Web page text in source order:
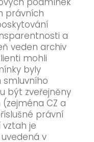
právních
a
veden archiv
mohli
byly
smluvního
být zveřejněny
CZ a
právní
je
v